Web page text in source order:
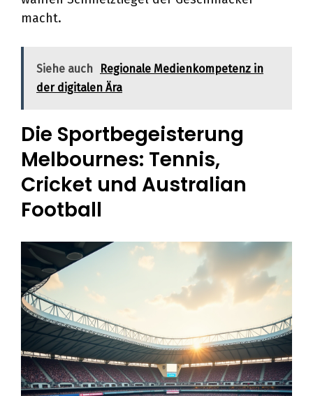
macht.
Siehe auch
Regionale Medienkompetenz in
der digitalen Ära
Die Sportbegeisterung
Melbournes: Tennis,
Cricket und Australian
Football